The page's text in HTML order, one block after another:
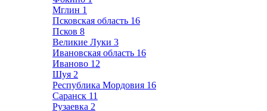
Мглин 1
Псковская область 16
Псков 8
Великие Луки 3
Ивановская область 16
Иваново 12
Шуя 2
Республика Мордовия 16
Саранск 11
Рузаевка 2